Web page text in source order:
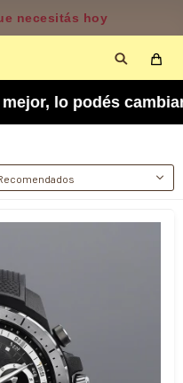
y cobertura
5 días para